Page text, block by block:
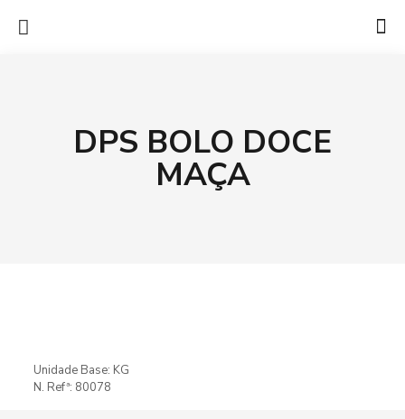
DPS BOLO DOCE
MAÇA
Unidade Base: KG
N. Refª: 80078